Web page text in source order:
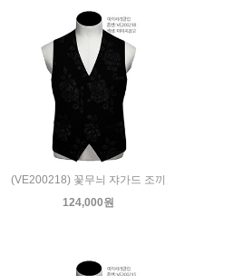
(VE200218) 꽃무늬 쟈가드 조끼
124,000원